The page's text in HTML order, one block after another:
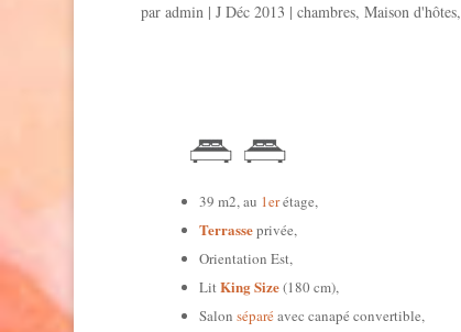
par admin| J Déc 2013 | chambres, Maison d'hôtes,
39 m2, au 1erétage,
Terrasseprivée,
Orientation Est,
LitKing Size(180 cm),
Salonséparéavec canapé convertible,